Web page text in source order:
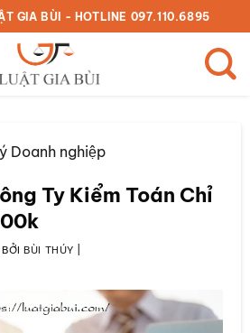
GIA BÙI - HOTLINE 097.110.6895
Doanh nghiệp
Ty Kiểm Toán Chỉ
BỞIBÙI THÚY